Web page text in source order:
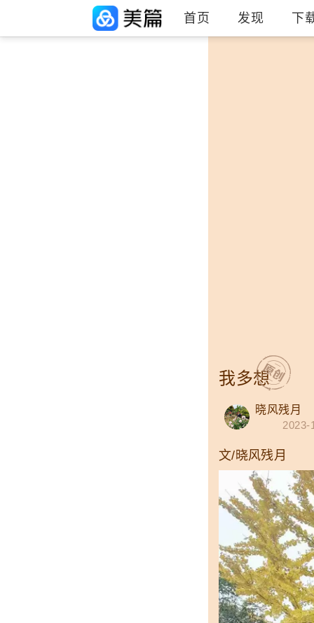
首页 发现 下
我多想
晓风残月
2023-
文/晓风残月